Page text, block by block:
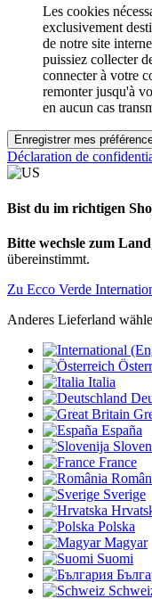
Les cookies
exclusivement
de notre site
puissiez collecter
connecter à votre
remonter jusqu'à
en aucun cas
Enregistrer mes
Déclaration de
Bist du im richtigen
Bitte wechsle zum Land
übereinstimmt.
Zu Ecco Verde
Anderes Lieferland
Italia
España
France
Sverige
Polska
Magyar
Suomi